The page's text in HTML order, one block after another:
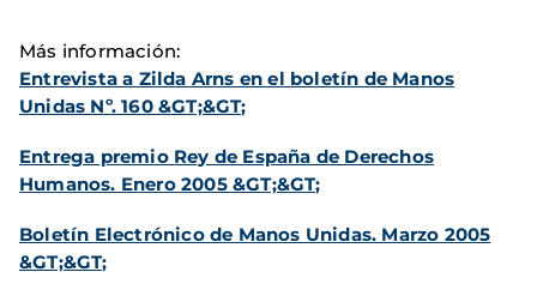
Más información:
Entrevista a Zilda Arns en el boletín de Manos
Unidas Nº. 160 &GT;&GT;
Entrega premio Rey de España de Derechos
Humanos. Enero 2005 &GT;&GT;
Boletín Electrónico de Manos Unidas. Marzo 2005
&GT;&GT;